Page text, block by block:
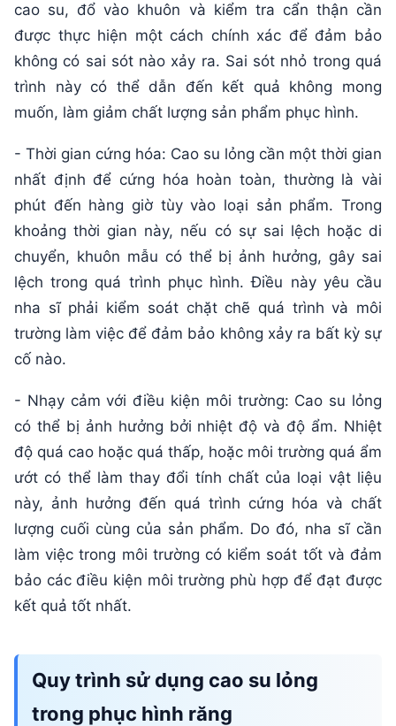
cao su, đổ vào khuôn và kiểm tra cẩn thận cần
được thực hiện một cách chính xác để đảm bảo
không có sai sót nào xảy ra. Sai sót nhỏ trong quá
trình này có thể dẫn đến kết quả không mong
muốn, làm giảm chất lượng sản phẩm phục hình.
- Thời gian cứng hóa: Cao su lỏng cần một thời gian
nhất định để cứng hóa hoàn toàn, thường là vài
phút đến hàng giờ tùy vào loại sản phẩm. Trong
khoảng thời gian này, nếu có sự sai lệch hoặc di
chuyển, khuôn mẫu có thể bị ảnh hưởng, gây sai
lệch trong quá trình phục hình. Điều này yêu cầu
nha sĩ phải kiểm soát chặt chẽ quá trình và môi
trường làm việc để đảm bảo không xảy ra bất kỳ sự
cố nào.
- Nhạy cảm với điều kiện môi trường: Cao su lỏng
có thể bị ảnh hưởng bởi nhiệt độ và độ ẩm. Nhiệt
độ quá cao hoặc quá thấp, hoặc môi trường quá ẩm
ướt có thể làm thay đổi tính chất của loại vật liệu
này, ảnh hưởng đến quá trình cứng hóa và chất
lượng cuối cùng của sản phẩm. Do đó, nha sĩ cần
làm việc trong môi trường có kiểm soát tốt và đảm
bảo các điều kiện môi trường phù hợp để đạt được
kết quả tốt nhất.
Quy trình sử dụng cao su lỏng
trong phục hình răng